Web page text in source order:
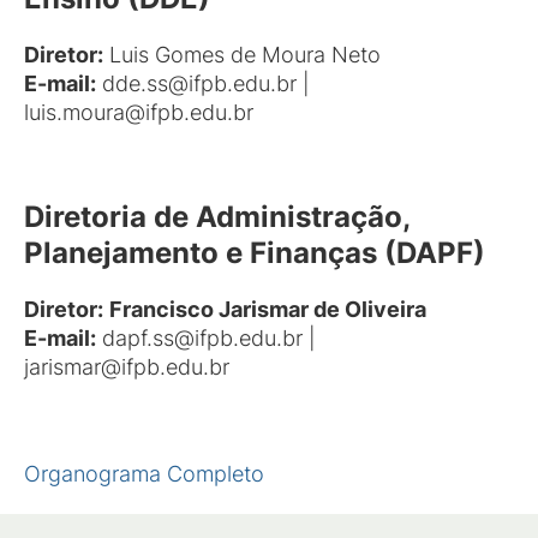
Diretor: Luis Gomes de Moura Neto
E-mail: dde.ss@ifpb.edu.br |
luis.moura@ifpb.edu.br
Diretoria de Administração,
Planejamento e Finanças (DAPF)
Diretor: Francisco Jarismar de Oliveira
E-mail: dapf.ss@ifpb.edu.br |
jarismar@ifpb.edu.br
Organograma Completo